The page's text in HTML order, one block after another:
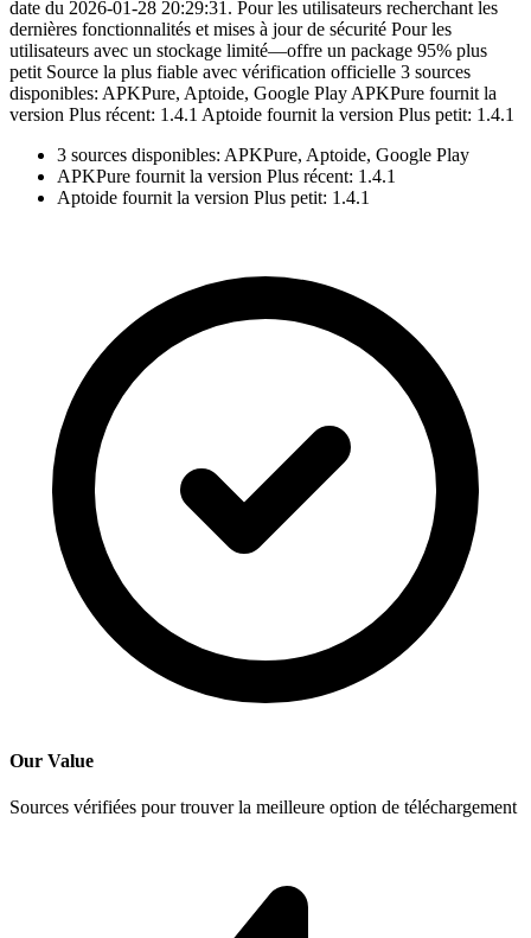
date du 2026-01-28 20:29:31. Pour les utilisateurs recherchant les
dernières fonctionnalités et mises à jour de sécurité Pour les
utilisateurs avec un stockage limité—offre un package 95% plus
petit Source la plus fiable avec vérification officielle 3 sources
disponibles: APKPure, Aptoide, Google Play APKPure fournit la
version Plus récent: 1.4.1 Aptoide fournit la version Plus petit: 1.4.1
3 sources disponibles: APKPure, Aptoide, Google Play
APKPure fournit la version Plus récent: 1.4.1
Aptoide fournit la version Plus petit: 1.4.1
Our Value
Sources vérifiées pour trouver la meilleure option de téléchargement